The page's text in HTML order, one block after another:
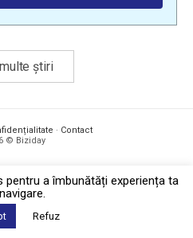
știri
· Contact
© Biziday
a îmbunătăți experiența ta
Refuz